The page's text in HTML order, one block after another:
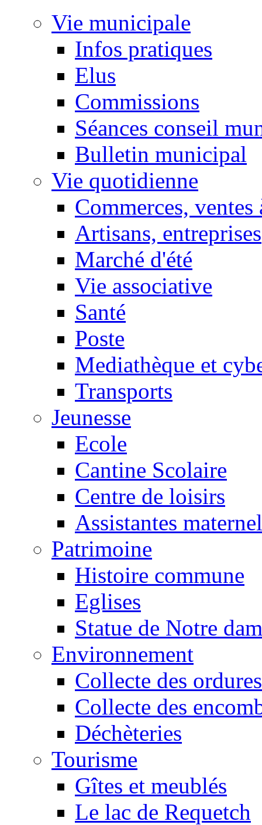
Vie municipale
Infos pratiques
Elus
Commissions
Séances conseil
Bulletin municipal
Vie quotidienne
Commerces, ventes
Artisans, entreprises
Marché d'été
Vie associative
Santé
Poste
Mediathèque et
Transports
Jeunesse
Ecole
Cantine Scolaire
Centre de loisirs
Assistantes
Patrimoine
Histoire commune
Eglises
Statue de Notre
Environnement
Collecte des ordures
Collecte des
Déchèteries
Tourisme
Gîtes et meublés
Le lac de Requetch